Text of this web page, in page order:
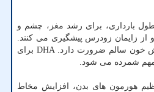
بارداری، برای رشد مغز، چشم و
از زایمان زودرس پیشگیری می کنند.
EPA برای رشد سیستم گردش خون سالم ضرورت دارد. DHA برای
شمرده می شود.
هورمون های بدن، افزایش مخاط